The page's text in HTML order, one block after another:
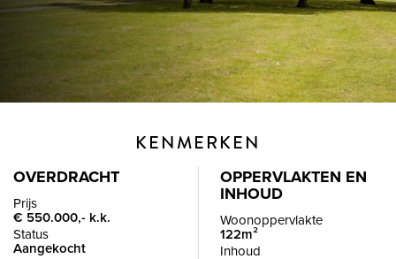
KENMERKEN
OVERDRACHT
Prijs
€ 550.000,- k.k.
Status
Aangekocht
OPPERVLAKTEN EN
INHOUD
Woonoppervlakte
122m²
Inhoud